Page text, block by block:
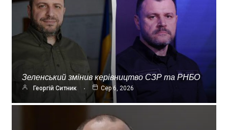
Зеленський змінив керівництво СЗР та РНБО
Георгій Ситник Сер 6, 2026